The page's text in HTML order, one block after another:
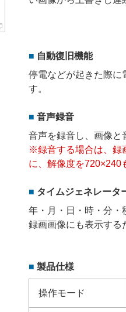
自動復旧機能
停電などが起きた際に
す。
音声録音
音声を録音し、画像と
※録音する場合は、録
に、解像度を720×240
タイムジェネレータ
年・月・日・時・分・
録画画像にも表示する
製品仕様
操作モード